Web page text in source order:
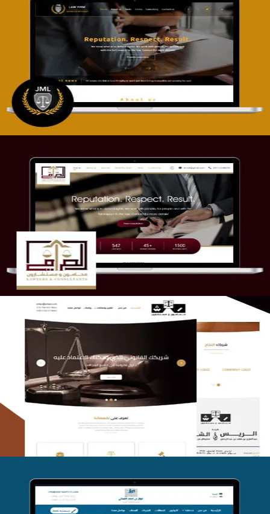
تصميم موقع آل جبار والمزارقة للمحاماة
التفاصيل
موقع الصرامي للمحاماة
التفاصيل
الريس والشعلان للمحاماة
التفاصيل